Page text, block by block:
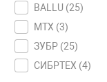
BALLU (25)
MTX (3)
ЗУБР (25)
СИБРТЕХ (4)